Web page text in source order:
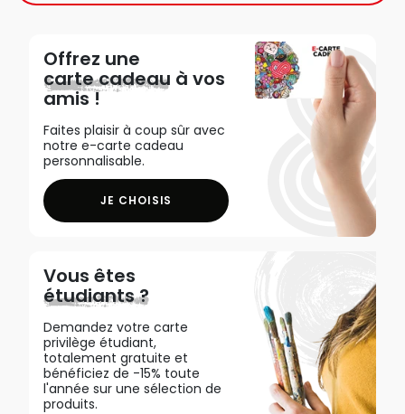
Offrez une
carte cadeau à vos
amis !
Faites plaisir à coup sûr avec
notre e-carte cadeau
personnalisable.
JE CHOISIS
Vous êtes
étudiants ?
Demandez votre carte
privilège étudiant,
totalement gratuite et
bénéficiez de -15% toute
l'année sur une sélection de
produits.